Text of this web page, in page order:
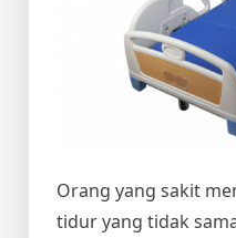
Orang yang sakit
tidur yang tidak